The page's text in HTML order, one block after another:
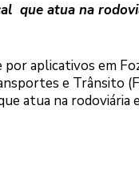
que atua na
aplicativos em
e Trânsito
atua na rodoviária